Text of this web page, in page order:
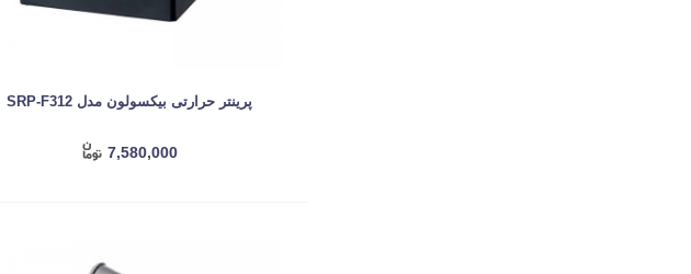
پرینتر حرارتی بیکسولون مدل SRP-F312
7,580,000